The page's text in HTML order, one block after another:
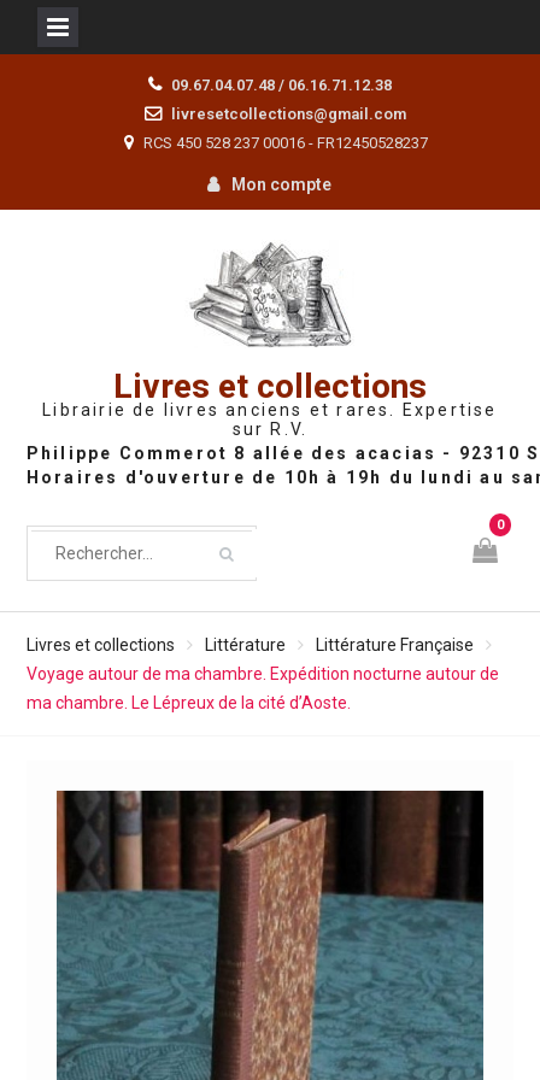
09.67.04.07.48 / 06.16.71.12.38
livresetcollections@gmail.com
RCS 450 528 237 00016 - FR12450528237
Mon compte
Livres et collections
Librairie de livres anciens et rares. Expertise
sur R.V.
0
Livres et collections Littérature
Littérature Française
Voyage autour de ma chambre. Expédition nocturne autour de
ma chambre. Le Lépreux de la cité d’Aoste.